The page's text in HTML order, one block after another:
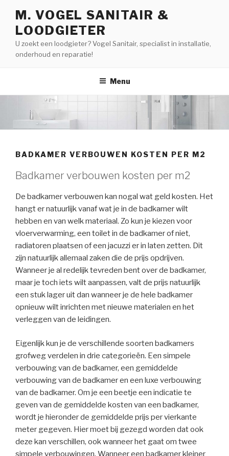
springen
M. VOGEL SANITAIR &
LOODGIETER
U zoekt een loodgieter? Vogel Sanitair, specialist in installatie,
onderhoud en reparatie!
Menu
BADKAMER VERBOUWEN KOSTEN PER M2
Badkamer verbouwen kosten per m2
De badkamer verbouwen kan nogal wat geld kosten. Het
hangt er natuurlijk vanaf wat je in de badkamer wilt
hebben en van welk materiaal. Zo kun je kiezen voor
vloerverwarming, een toilet in de badkamer of niet,
radiatoren plaatsen of een jacuzzi er in laten zetten. Dit
zijn natuurlijk allemaal zaken die de prijs opdrijven.
Wanneer je al redelijk tevreden bent over de badkamer,
maar je toch iets wilt aanpassen, valt de prijs natuurlijk
een stuk lager uit dan wanneer je de hele badkamer
opnieuw wilt inrichten met nieuwe materialen en het
verleggen van de leidingen.
Eigenlijk kun je de verschillende soorten badkamers
grofweg verdelen in drie categorieën. Een simpele
verbouwing van de badkamer, een gemiddelde
verbouwing van de badkamer en een luxe verbouwing
van de badkamer. Om je een beetje een indicatie te
geven van de gemiddelde kosten van een badkamer,
wordt je hieronder de gemiddelde prijs per vierkante
meter gegeven. Hier moet bij gezegd worden dat ook
deze kan verschillen, ook wanneer het gaat om twee
simpele verbouwingen. Wanneer een badkamer kleiner